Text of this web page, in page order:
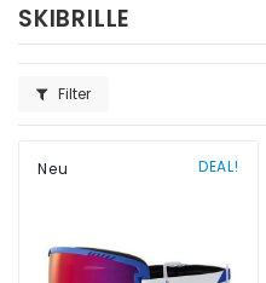
SKIBRILLE
Filter
DEAL!
Neu